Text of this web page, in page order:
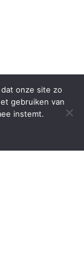
onze site zo
gebruiken van
instemt.